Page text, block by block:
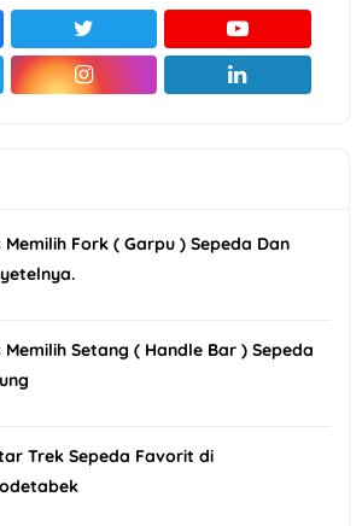
Memilih Fork ( Garpu ) Sepeda Dan
Memilih Setang ( Handle Bar ) Sepeda
Trek Sepeda Favorit di